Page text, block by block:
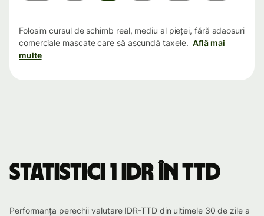
Folosim cursul de schimb real, mediu al pieței, fără adaosuri
comerciale mascate care să ascundă taxele. Află mai
multe
Statistici 1 IDR în TTD
Performanța perechii valutare IDR-TTD din ultimele 30 de zile a